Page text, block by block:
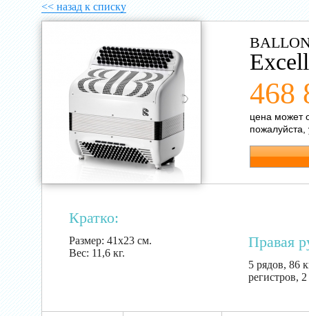
<< назад к списку
468
цена может
пожалуйста,
Кратко:
Размер: 41х23 см.
Вес: 11,6 кг.
Правая
5 рядов, 86
регистров,